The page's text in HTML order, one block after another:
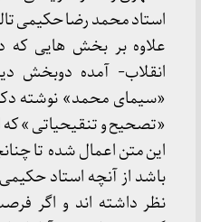
استاد محمد رضا حکیمی
علاوه بر بخش هایی که
انقلاب- آمده دوبخش
«سیمای محمد» نوشته
«تصحیح و تنقیحیاتی »
این متن اعمال شده تا
باشد از آنچه استاد
نظر داشته اند و اگر